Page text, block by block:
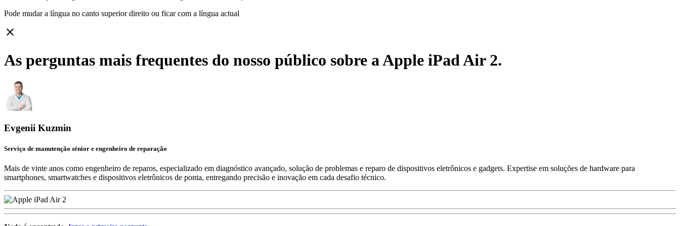
Pode mudar a língua no canto superior direito ou ficar com a língua actual
close
As perguntas mais frequentes do nosso público sobre a Apple iPad Air 2.
Evgenii Kuzmin
Serviço de manutenção sénior e engenheiro de reparação
Mais de vinte anos como engenheiro de reparos, especializado em diagnóstico avançado, solução de problemas e reparo de dispositivos eletrônicos e gadgets. Expertise em soluções de hardware para
smartphones, smartwatches e dispositivos eletrônicos de ponta, entregando precisão e inovação em cada desafio técnico.